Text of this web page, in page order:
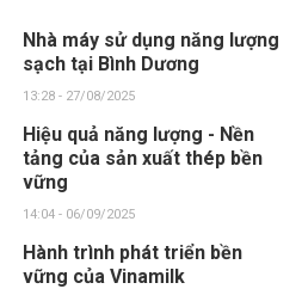
Nhà máy sử dụng năng lượng
sạch tại Bình Dương
13:28 - 27/08/2025
Hiệu quả năng lượng - Nền
tảng của sản xuất thép bền
vững
14:04 - 06/09/2025
Hành trình phát triển bền
vững của Vinamilk